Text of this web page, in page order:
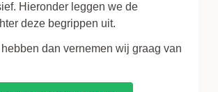
Hieronder leggen we de
deze begrippen uit.
dan vernemen wij graag van